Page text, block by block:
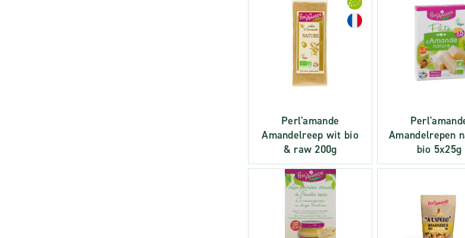
Perl'amande
Amandelreep wit bio
& raw 200g
Amandelrepen
bio 5x25g